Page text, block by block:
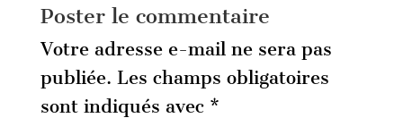
Poster le commentaire
Votre adresse e-mail ne sera pas
publiée. Les champs obligatoires
sont indiqués avec *